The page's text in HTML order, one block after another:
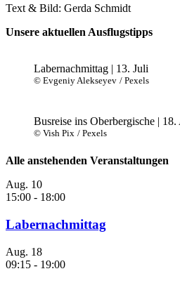
Text & Bild: Gerda Schmidt
Ausflüge
Ausflug TagesausflugTagestour
Unsere aktuellen Ausflugstipps
Labernachmittag | 13. Juli
© Evgeniy Alekseyev / Pexels
Busreise ins Oberbergische | 18.
© Vish Pix / Pexels
Alle anstehenden Veranstaltungen
Aug. 10
15:00 - 18:00
Labernachmittag
Aug. 18
09:15 - 19:00